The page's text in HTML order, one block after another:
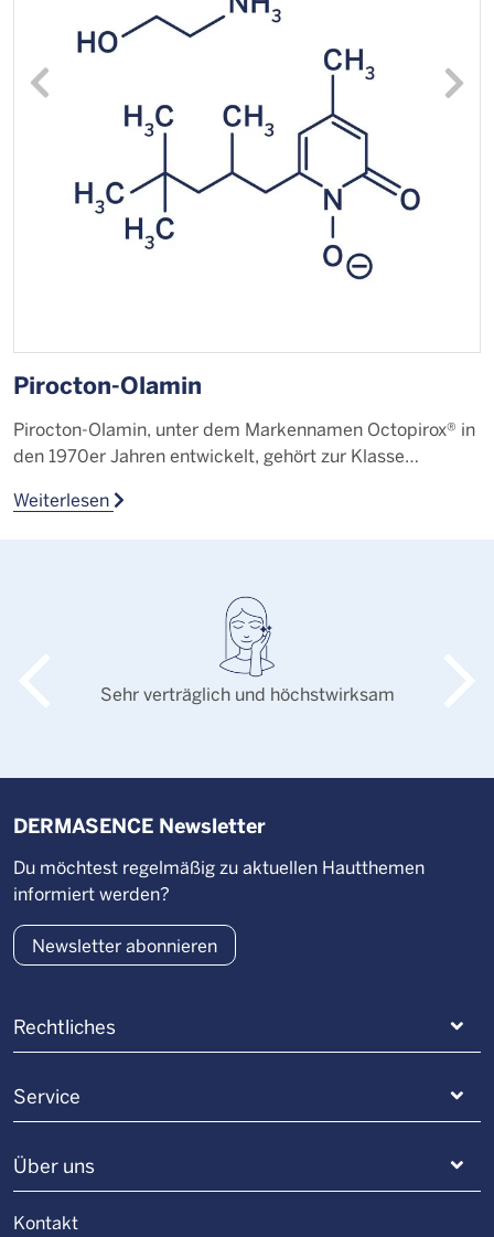
Pirocton-Olamin
Pirocton-Olamin, unter dem Markennamen Octopirox® in
den 1970er Jahren entwickelt, gehört zur Klasse…
Weiterlesen
Sehr verträglich und höchstwirksam
Rechtliches
Service
Über uns
Kontakt
DERMASENCE Newsletter
Du möchtest regelmäßig zu aktuellen Hautthemen
informiert werden?
Newsletter abonnieren